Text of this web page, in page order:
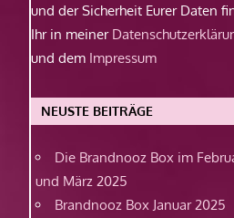
und der Sicherheit Eurer Daten
Ihr in meiner
und dem Impressum
NEUSTE BEITRÄGE
Die Brandnooz Box im
und März 2025
Brandnooz Box Januar 2025